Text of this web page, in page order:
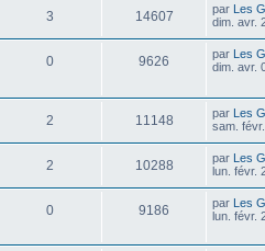
3 14607 par Les
dim. avr.
0 9626 par Les
dim. avr.
2 11148 par Les
sam.
2 10288 par Les
lun. févr.
0 9186 par Les
lun. févr.